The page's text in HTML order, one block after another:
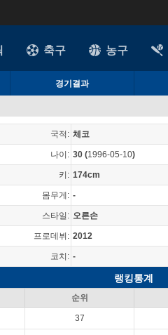
축구 농구
경기결과
국적: 체코
나이: 30 (1996-05-10)
키: 174cm
몸무게: -
스타일: 오른손
프로데뷔: 2012
코치: -
랭킹통계
순위
37